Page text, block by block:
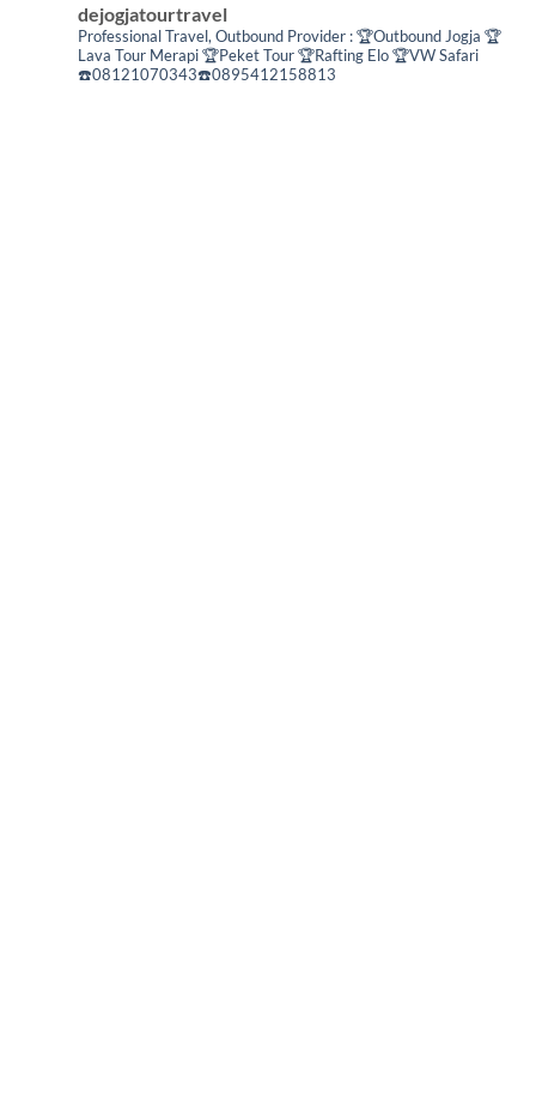
dejogjatourtravel
Professional Travel, Outbound Provider :🏆Outbound Jogja 🏆
Lava Tour Merapi🏆Peket Tour🏆Rafting Elo🏆VW Safari
☎️08121070343☎️0895412158813